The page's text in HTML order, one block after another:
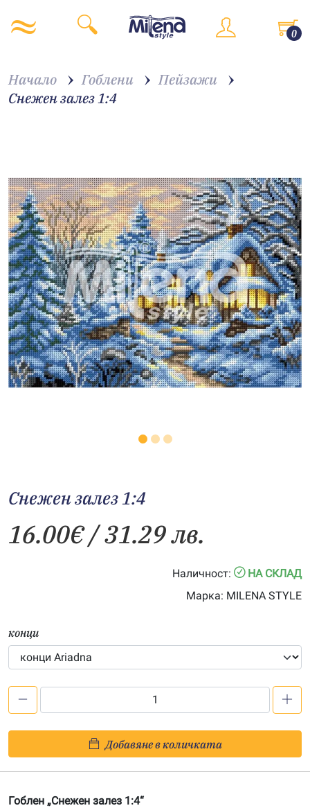
0
Начало Гоблени
Пейзажи
Снежен залез 1:4
Снежен залез 1:4
16.00€/ 31.29 лв.
Наличност:
НА СКЛАД
Марка: MILENA STYLE
конци
залез
1:4
Добавяне в количката
Гоблен „Снежен залез 1:4“